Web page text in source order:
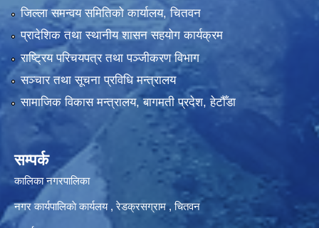
जिल्ला समन्वय समितिको कार्यालय, चितवन
प्रादेशिक तथा स्थानीय शासन सहयोग कार्यक्रम
राष्ट्रिय परिचयपत्र तथा पञ्‍जीकरण विभाग
सञ्‍चार तथा सूचना प्रविधि मन्त्रालय
सामाजिक विकास मन्त्रालय, बागमती प्रदेश, हेटौँडा
सम्पर्क
कालिका नगरपालिका
नगर कार्यपालिकाे कार्यलय‍ , रेडक्रसग्राम , चितवन